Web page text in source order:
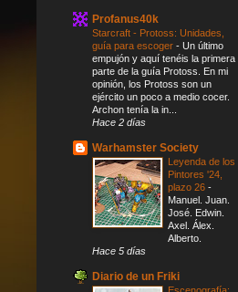
Profanus40k
Starcraft - Protoss: Unidades,
guía para escoger - Un último
empujón y aquí tenéis la primera
parte de la guía Protoss. En mi
opinión, los Protoss son un
ejército un poco a medio cocer.
Archon tenía la in...
Hace 2 días
Warhamster Society
Leyenda de los
Pintores '24,
plazo 26 -
Manuel. Juan.
José. Edwin.
Axel. Álex.
Alberto.
Hace 5 días
Diario de un Friki